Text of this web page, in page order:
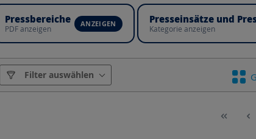
Pressbereiche
PDF anzeigen
Presseinsätze und
Kategorie anzeigen
Hersteller Akkuspannung
Filter auswählen